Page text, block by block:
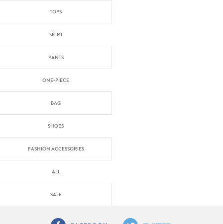
TOPS
SKIRT
PANTS
ONE-PIECE
BAG
SHOES
FASHION ACCESSORIES
ALL
SALE